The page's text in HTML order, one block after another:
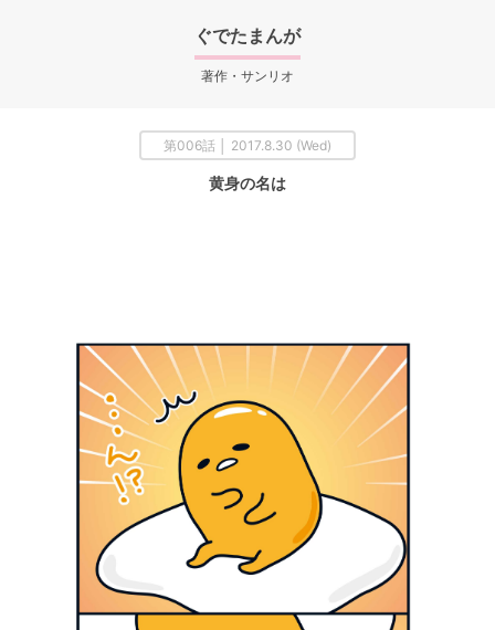
ぐでたまんが
著作・サンリオ
第006話 │ 2017.8.30 (Wed)
黄身の名は